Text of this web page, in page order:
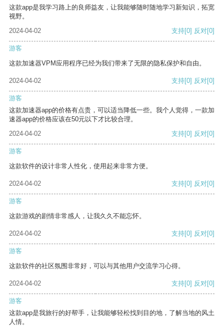
这款app是我学习路上的良师益友，让我能够随时随地学习新知识，拓宽
视野。
2024-04-02
支持[0] 反对[0]
游客
这款加速器VPM应用程序已经为我们带来了无限的隐私保护和自由。
2024-04-02 支持[0] 反对[0]
游客
这款加速器app的价格有点贵，可以适当降低一些。我个人觉得，一款加
速器app的价格应该在50元以下才比较合理。
2024-04-02
支持[0] 反对[0]
游客
这款软件的设计非常人性化，使用起来非常方便。
2024-04-02 支持[0] 反对[0]
游客
这款游戏的剧情非常感人，让我久久不能忘怀。
2024-04-02 支持[0] 反对[0]
游客
这款软件的社区氛围非常好，可以与其他用户交流学习心得。
2024-04-02 支持[0] 反对[0]
游客
这款app是我旅行的好帮手，让我能够轻松找到目的地，了解当地的风土
人情。